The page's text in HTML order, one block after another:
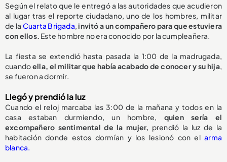
Según el relato que le entregó a las autoridades que acudieron
al lugar tras el reporte ciudadano, uno de los hombres, militar
de la Cuarta Brigada,invitó a un compañero para que estuviera
con ellos. Este hombre no era conocido por la cumpleañera.
La fiesta se extendió hasta pasada la 1:00 de la madrugada,
cuandoella, el militar que había acabado de conocer y su hija,
se fueron a dormir.
Llegó y prendió la luz
Cuando el reloj marcaba las 3:00 de la mañana y todos en la
casa estaban durmiendo, un hombre, quien sería el
excompañero sentimental de la mujer, prendió la luz de la
habitación donde estos dormían y los lesionó con elarma
blanca.